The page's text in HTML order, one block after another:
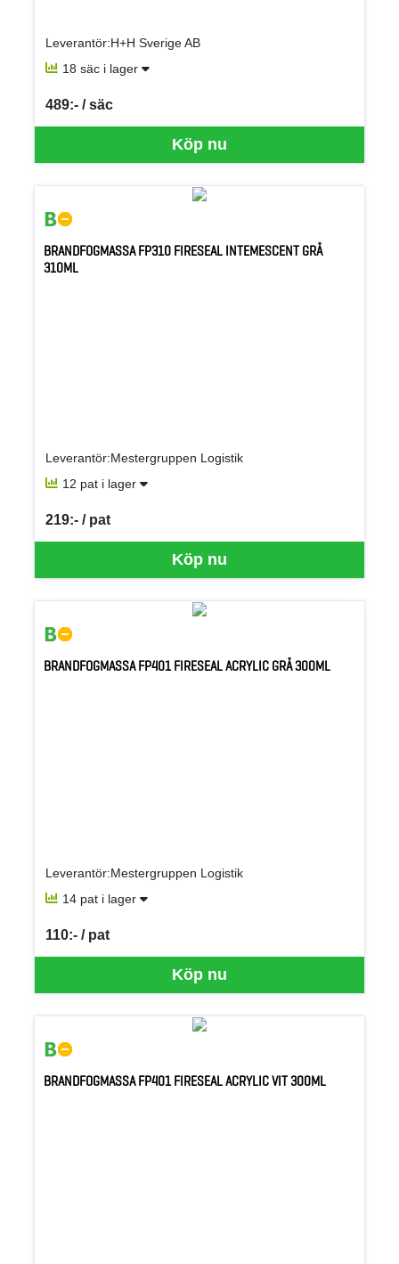
Leverantör:H+H Sverige AB
18 säc i lager
Köp nu
489:- / säc
SEK per SÄC
BRANDFOGMASSA FP310 FIRESEAL INTEMESCENT GRÅ
310ML
Leverantör:Mestergruppen Logistik
12 pat i lager
Köp nu
219:- / pat
SEK per PAT
BRANDFOGMASSA FP401 FIRESEAL ACRYLIC GRÅ 300ML
Leverantör:Mestergruppen Logistik
14 pat i lager
Köp nu
110:- / pat
SEK per PAT
BRANDFOGMASSA FP401 FIRESEAL ACRYLIC VIT 300ML